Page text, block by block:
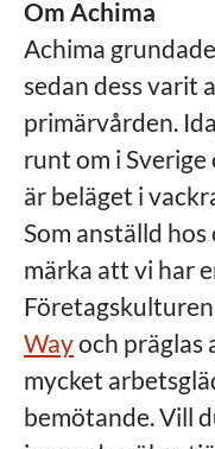
Om Achima
Achima
sedan dess varit
primärvården.
runt om i
är beläget i
Som anställd
märka att vi har
Wayoch präglas
mycket
bemötande. Vill